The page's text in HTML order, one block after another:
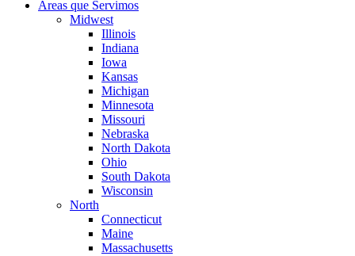
Áreas que Servimos
Midwest
Illinois
Indiana
Iowa
Kansas
Michigan
Minnesota
Missouri
Nebraska
North Dakota
Ohio
South Dakota
Wisconsin
North
Connecticut
Maine
Massachusetts